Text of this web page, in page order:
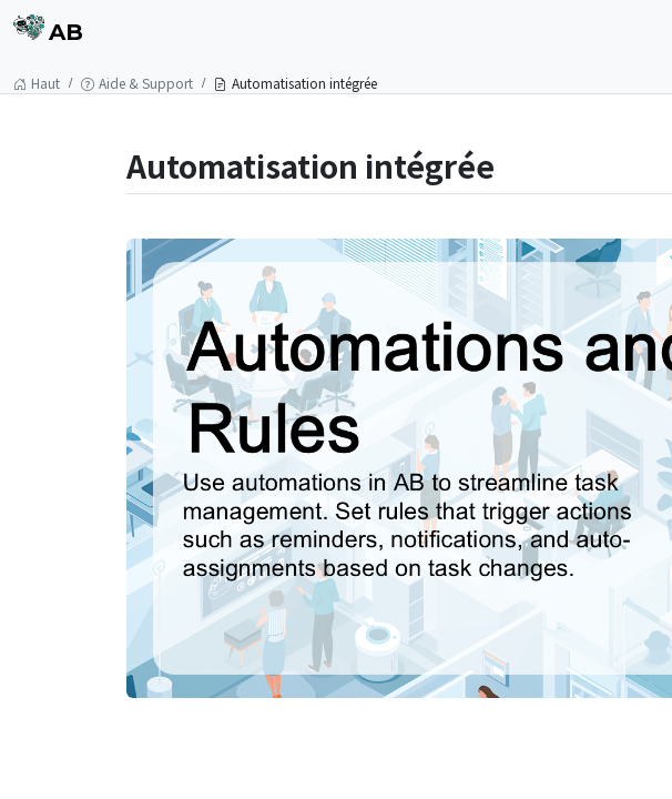
AB
Haut Aide & Support Automatisation intégrée
Automatisation intégrée